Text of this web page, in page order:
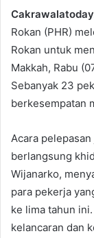
Rokan (PHR)
Rokan untuk
Makkah, Rabu
Sebanyak 23
berkesempatan
Acara
berlangsung
Wijanarko,
para pekerja
ke lima tahun
kelancaran dan